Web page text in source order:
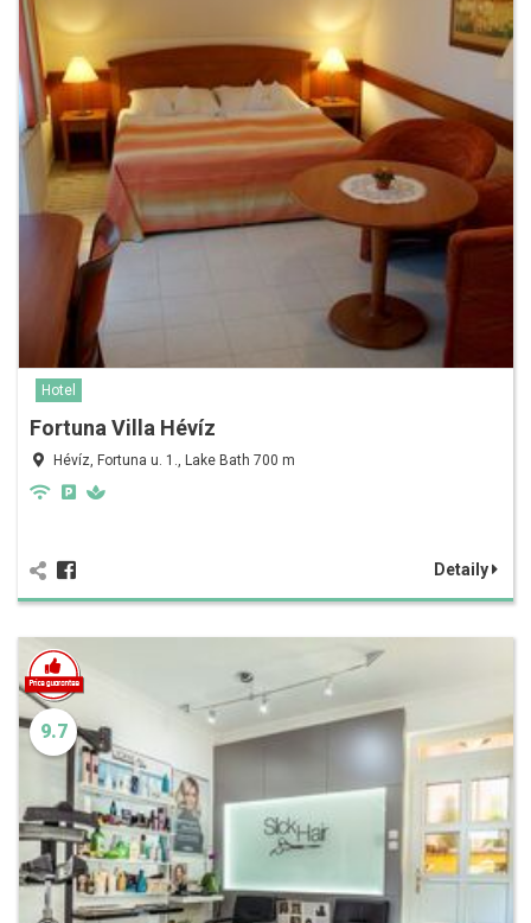
Hotel
Fortuna Villa Hévíz
Hévíz, Fortuna u. 1., Lake Bath 700 m
Detaily
9.7